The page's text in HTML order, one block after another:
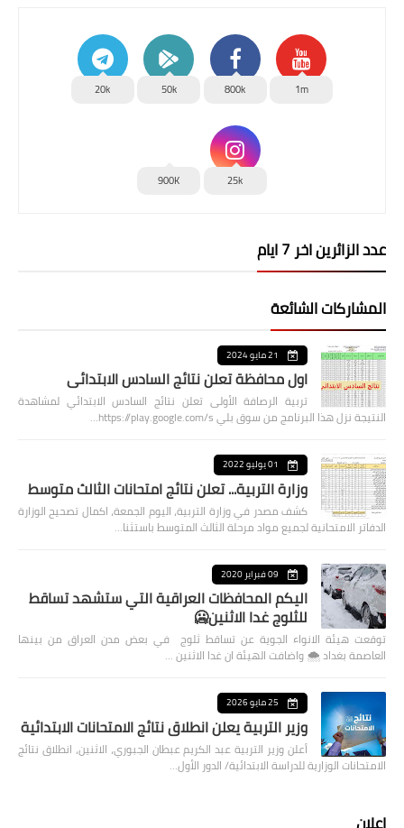
1m
800k
50k
20k
25k
900K
عدد الزائرين اخر 7 ايام
المشاركات الشائعة
21 مايو 2024
اول محافظة تعلن نتائج السادس الابتدائي
تربية الرصافة الأولى تعلن نتائج السادس الابتدائي لمشاهدة
النتيجة نزل هذا البرنامج من سوق بلي https://play.google.com/s…
01 يوليو 2022
وزارة التربية... تعلن نتائج امتحانات الثالث متوسط
كشف مصدر في وزارة التربية، اليوم الجمعة، اكمال تصحيح الوزارة
الدفاتر الامتحانية لجميع مواد مرحلة الثالث المتوسط باستثنا…
09 فبراير 2020
اليكم المحافظات العراقية التي ستشهد تساقط
للثلوج غدا الاثنين🥶
توقعت هيئة الانواء الجوية عن تساقط ثلوج في بعض مدن العراق من بينها
العاصمة بغداد ⁦🌨️⁩ واضافت الهيئة ان غدا الاثنين …
25 مايو 2026
وزير التربية يعلن انطلاق نتائج الامتحانات الابتدائية
أعلن وزير التربية عبد الكريم عبطان الجبوري، الاثنين، انطلاق نتائج
الامتحانات الوزارية للدراسة الابتدائية/ الدور الأول…